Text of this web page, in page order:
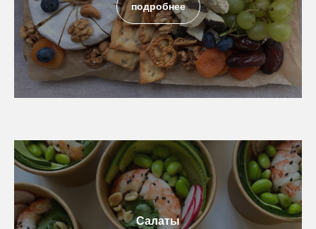
подробнее
Салаты